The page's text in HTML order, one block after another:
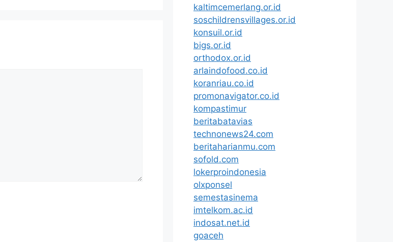
kaltimcemerlang.or.id
soschildrensvillages.or.id
konsuil.or.id
bigs.or.id
orthodox.or.id
arlaindofood.co.id
koranriau.co.id
promonavigator.co.id
kompastimur
beritabatavias
technonews24.com
beritaharianmu.com
sofold.com
lokerproindonesia
olxponsel
semestasinema
imtelkom.ac.id
indosat.net.id
goaceh